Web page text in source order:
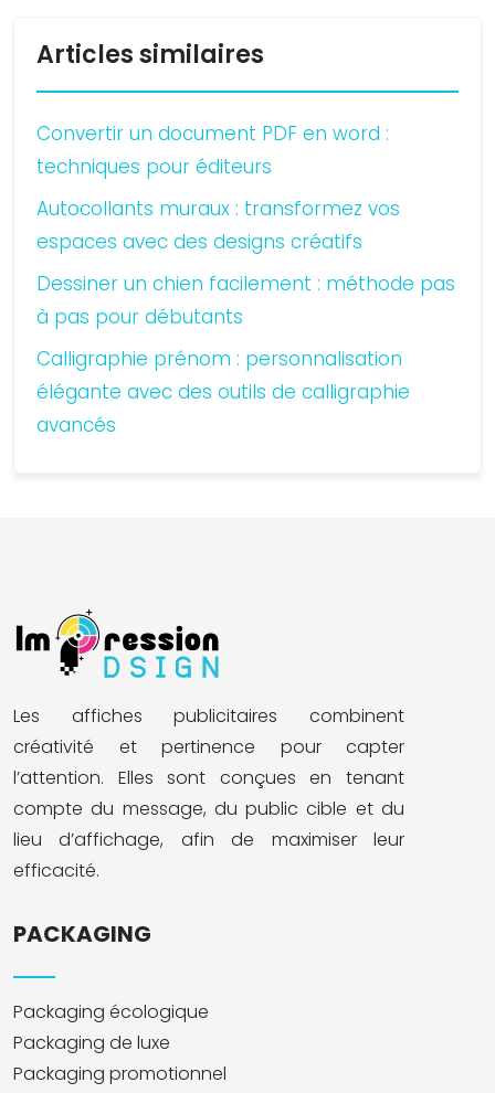
Articles similaires
Convertir un document PDF en word :
techniques pour éditeurs
Autocollants muraux : transformez vos
espaces avec des designs créatifs
Dessiner un chien facilement : méthode pas
à pas pour débutants
Calligraphie prénom : personnalisation
élégante avec des outils de calligraphie
avancés
Les affiches publicitaires combinent
créativité et pertinence pour capter
l’attention. Elles sont conçues en tenant
compte du message, du public cible et du
lieu d’affichage, afin de maximiser leur
efficacité.
PACKAGING
Packaging écologique
Packaging de luxe
Packaging promotionnel